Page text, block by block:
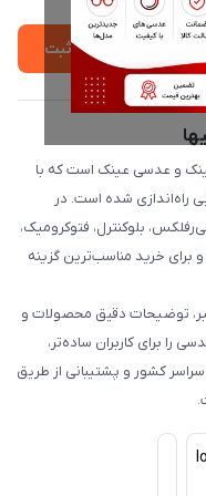
ثبت
و عدسی عینک است که با
راه‌اندازی شده است. در
بلوکنترل، فتوکرومیک،
برای خرید مناسب‌ترین گزینه
توضیحات دقیق محصولات و
را برای کاربران ساده‌تر،
کشور و پشتیبانی از طریق